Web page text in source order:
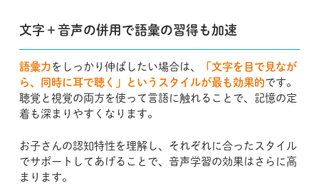
文字＋音声の併用で語彙の習得も加速
語彙力 をしっかり伸ばしたい場合は、
「文字を目で見なが
ら、同時に耳で聴く」というスタイルが最も効果的です。
聴覚と視覚の両方を使って言語に触れることで、記憶の定
着も深まりやすくなります。
お子さんの認知特性を理解し、それぞれに合ったスタイル
でサポートしてあげることで、音声学習の効果はさらに高
まります。